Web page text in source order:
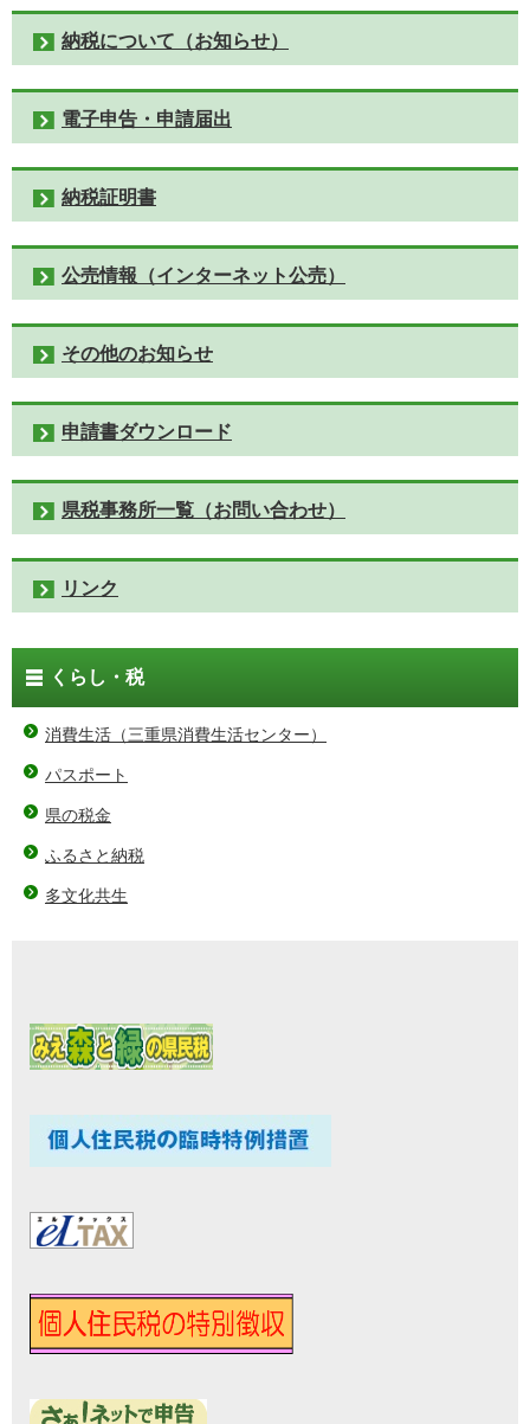
納税について（お知らせ）
電子申告・申請届出
納税証明書
公売情報（インターネット公売）
その他のお知らせ
申請書ダウンロード
県税事務所一覧（お問い合わせ）
リンク
くらし・税
消費生活（三重県消費生活センター）
パスポート
県の税金
ふるさと納税
多文化共生